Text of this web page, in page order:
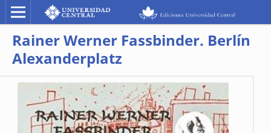
Rainer Werner Fassbinder. Berlín
Alexanderplatz